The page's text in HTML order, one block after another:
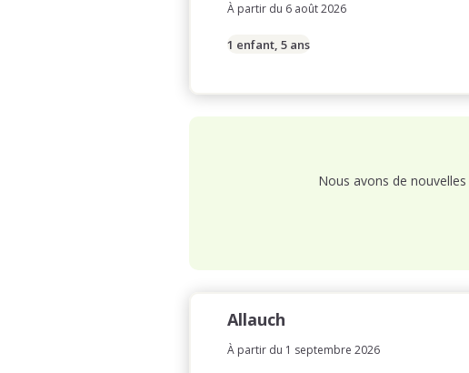
À partir du 6 août 2026
1 enfant, 5 ans
Nous avons de
Allauch
À partir du 1 septembre 2026